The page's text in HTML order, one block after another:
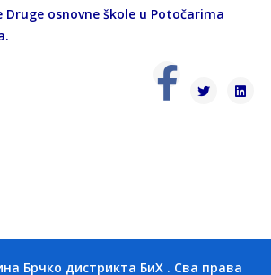
Druge osnovne škole u Potočarima
Брчко дистрикта БиХ . Сва права